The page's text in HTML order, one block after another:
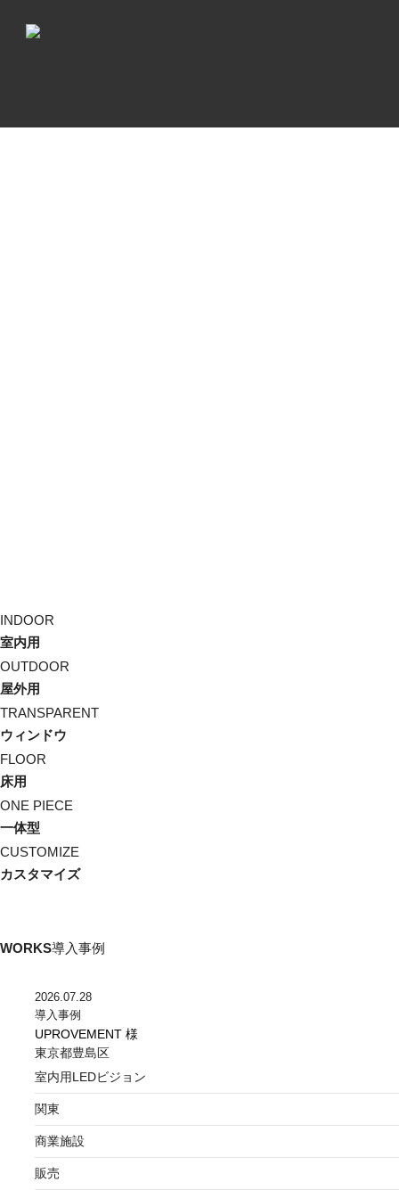
INDOOR
室内用
OUTDOOR
屋外用
TRANSPARENT
ウィンドウ
FLOOR
床用
ONE PIECE
一体型
CUSTOMIZE
カスタマイズ
WORKS導入事例
2026.07.28
導入事例
UPROVEMENT 様
東京都豊島区
室内用LEDビジョン
関東
商業施設
販売